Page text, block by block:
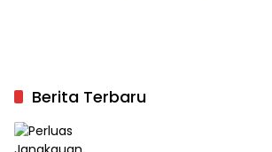
Berita Terbaru